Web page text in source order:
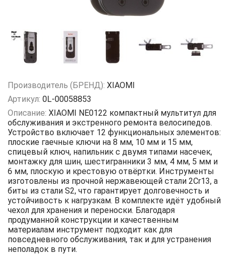
Производитель (БРЕНД): XIAOMI
Артикул: 0L-00058853
Описание: XIAOMI NE0122 компактный мультитул для
обслуживания и экстренного ремонта велосипедов.
Устройство включает 12 функциональных элементов:
плоские гаечные ключи на 8 мм, 10 мм и 15 мм,
спицевый ключ, напильник с двумя типами насечек,
монтажку для шин, шестигранники 3 мм, 4 мм, 5 мм и
6 мм, плоскую и крестовую отвёртки. Инструменты
изготовлены из прочной нержавеющей стали 2Cr13, а
биты из стали S2, что гарантирует долговечность и
устойчивость к нагрузкам. В комплекте идёт удобный
чехол для хранения и переноски. Благодаря
продуманной конструкции и качественным
материалам инструмент подходит как для
повседневного обслуживания, так и для устранения
неполадок в пути.